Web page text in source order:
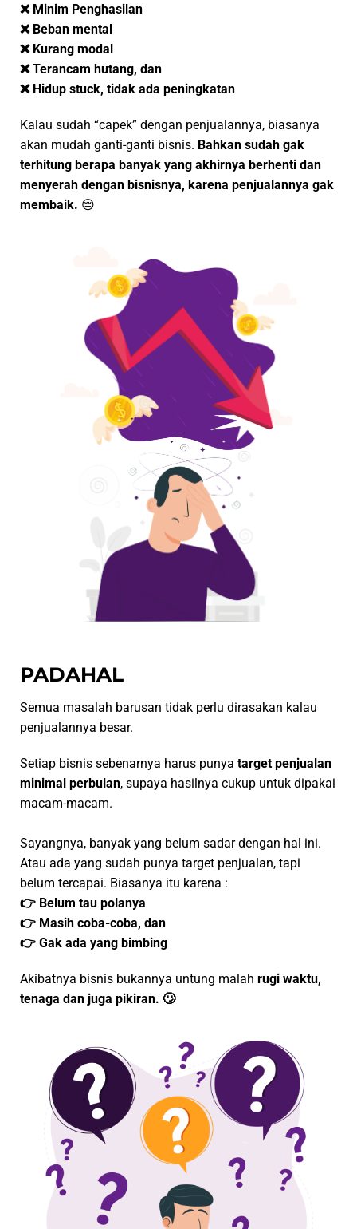
❌ Minim Penghasilan
❌ Beban mental
❌ Kurang modal
❌ Terancam hutang, dan
❌ Hidup stuck, tidak ada peningkatan
Kalau sudah “capek” dengan penjualannya, biasanya
akan mudah ganti-ganti bisnis. Bahkan sudah gak
terhitung berapa banyak yang akhirnya berhenti dan
menyerah dengan bisnisnya, karena penjualannya gak
membaik. 😔
PADAHAL
Semua masalah barusan tidak perlu dirasakan kalau
penjualannya besar.
Setiap bisnis sebenarnya harus punya target penjualan
minimal perbulan, supaya hasilnya cukup untuk dipakai
macam-macam.
Sayangnya, banyak yang belum sadar dengan hal ini.
Atau ada yang sudah punya target penjualan, tapi
belum tercapai. Biasanya itu karena :
👉 Belum tau polanya
👉 Masih coba-coba, dan
👉 Gak ada yang bimbing
Akibatnya bisnis bukannya untung malah rugi waktu,
tenaga dan juga pikiran. 🙄